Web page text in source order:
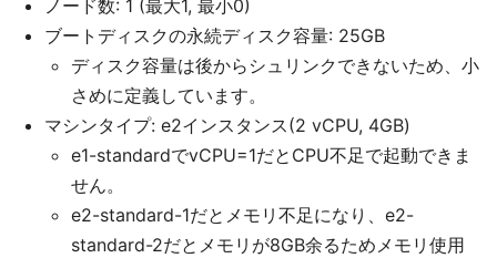
ノード数: 1 (最大1, 最小0)
ブートディスクの永続ディスク容量: 25GB
ディスク容量は後からシュリンクできないため、小
さめに定義しています。
マシンタイプ: e2インスタンス(2 vCPU, 4GB)
e1-standardでvCPU=1だとCPU不足で起動できま
せん。
e2-standard-1だとメモリ不足になり、e2-
standard-2だとメモリが8GB余るためメモリ使用